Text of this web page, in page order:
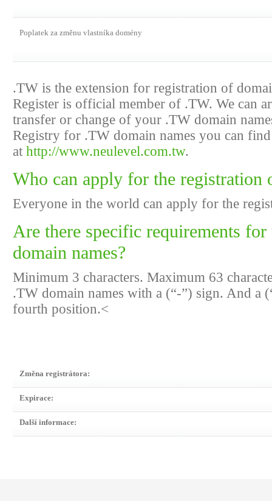
Poplatek za změnu vlastníka domény
.TW is the extension for registration of
Register is official member of .TW. We can
transfer or change of your .TW domain
Registry for .TW domain names you can find
at http://www.neulevel.com.tw.
Who can apply for the registration
Everyone in the world can apply for the
Are there specific requirements
domain names?
Minimum 3 characters. Maximum 63
.TW domain names with a (“-”) sign. And a
fourth position.<
Změna registrátora:
Expirace:
Další informace: